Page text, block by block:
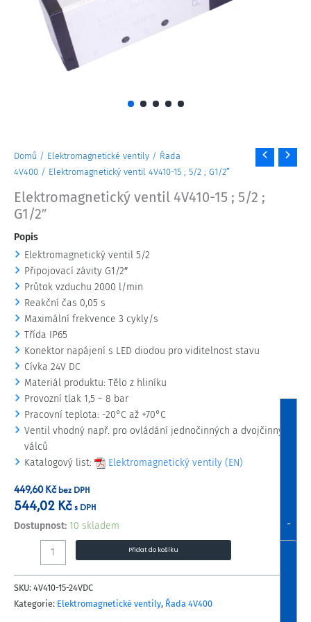
Domů / Elektromagnetické ventily / Řada
4V400 / Elektromagnetický ventil 4V410-15 ; 5/2 ; G1/2″
Elektromagnetický ventil 4V410-15 ; 5/2 ;
G1/2″
Popis
Elektromagnetický ventil 5/2
Připojovací závity G1/2″
Průtok vzduchu 2000 l/min
Reakční čas 0,05 s
Maximální frekvence 3 cykly/s
Třída IP65
Konektor napájení s LED diodou pro viditelnost stavu
Cívka 24V DC
Materiál produktu: Tělo z hliníku
Provozní tlak 1,5 ~ 8 bar
Pracovní teplota: -20°C až +70°C
Ventil vhodný např. pro ovládání jednočinných a dvojčinných
válců
Katalogový list:
Elektromagnetický ventily (EN)
449,60Kčbez DPH
544,02Kč s DPH
Dostupnost: 10 skladem -
Elektromagnetický
ventil
15
;
5/2
G1/2"
množství
Přidat do košíku
SKU: 4V410-15-24VDC
Kategorie: Elektromagnetické ventily, Řada 4V400